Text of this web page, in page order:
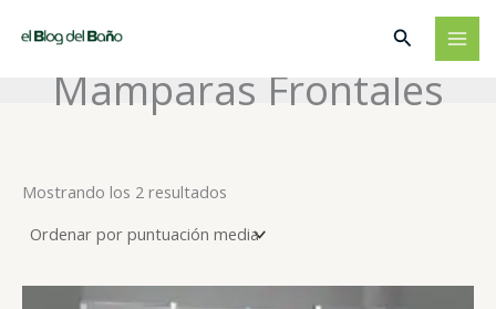
Buscar
Mamparas Frontales
Mostrando los 2 resultados
media